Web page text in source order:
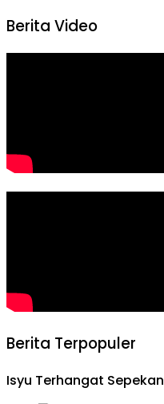
Berita Video
Berita Terpopuler
Isyu Terhangat Sepekan